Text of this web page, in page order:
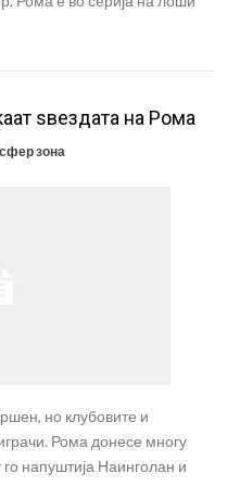
ѕвездата на Рома
зона
но клубовите и
Рома донесе многу
напуштија Наинголан и